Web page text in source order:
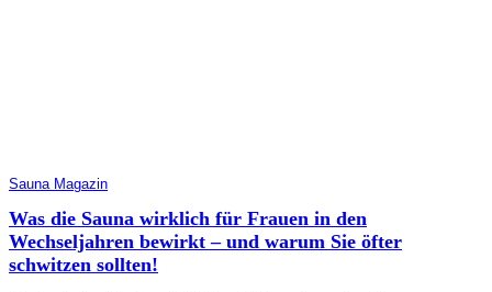
Sauna Magazin
Was die Sauna wirklich für Frauen in den
Wechseljahren bewirkt – und warum Sie öfter
schwitzen sollten!